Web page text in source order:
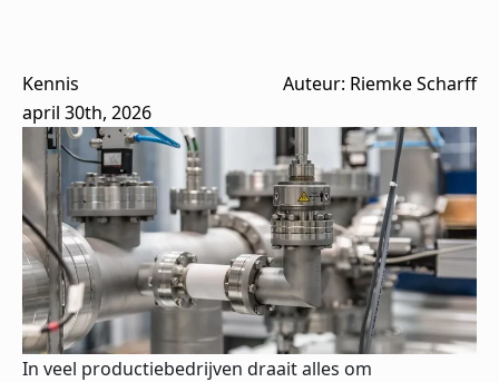
Kennis
april 30th, 2026
Auteur: Riemke Scharff
In veel productiebedrijven draait alles om